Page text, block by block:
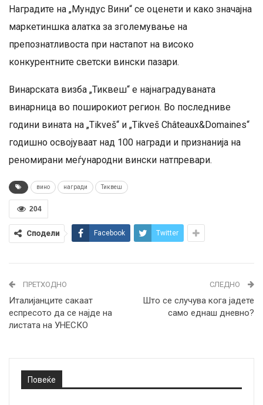
Наградите на „Мундус Вини“ се оценети и како значајна
маркетиншка алатка за зголемување на
препознатливоста при настапот на високо
конкурентните светски вински пазари.
Винарската визба „Тиквеш“ е најнаградуваната
винарница во поширокиот регион. Во последниве
години вината на „Tikveš“ и „Tikveš Châteaux&Domaines“
годишно освојуваат над 100 награди и признанија на
реномирани меѓународни вински натпревари.
вино награди Тиквеш
204
Сподели Facebook Twitter
ПРЕТХОДНО
Италијанците сакаат
еспресото да се најде на
листата на УНЕСКО
СЛЕДНО
Што се случува кога јадете
само еднаш дневно?
Повеќе